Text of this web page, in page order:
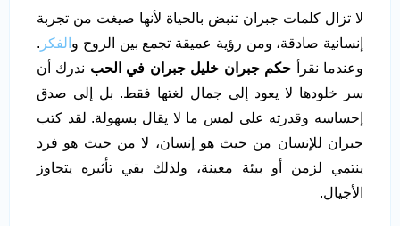
لا تزال كلمات جبران تنبض بالحياة لأنها صيغت من تجربة
إنسانية صادقة، ومن رؤية عميقة تجمع بين الروح و الفكر .
وعندما نقرأ حكم جبران خليل جبران في الحب ندرك أن
سر خلودها لا يعود إلى جمال لغتها فقط. بل إلى صدق
إحساسه وقدرته على لمس ما لا يقال بسهولة. لقد كتب
جبران للإنسان من حيث هو إنسان، لا من حيث هو فرد
ينتمي لزمن أو بيئة معينة، ولذلك بقي تأثيره يتجاوز
الأجيال.